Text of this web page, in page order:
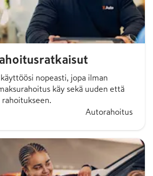
nopeasti, jopa ilman
käy sekä uuden että
Autorahoitus